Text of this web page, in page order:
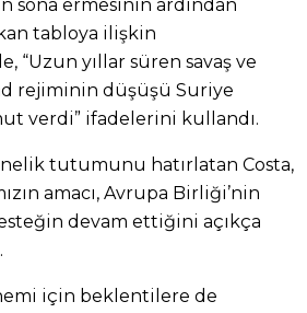
sona ermesinin ardından
tabloya ilişkin
“Uzun yıllar süren savaş ve
rejiminin düşüşü Suriye
verdi” ifadelerini kullandı.
tutumunu hatırlatan Costa,
amacı, Avrupa Birliği’nin
devam ettiğini açıkça
için beklentilere de